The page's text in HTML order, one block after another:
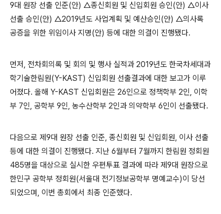
9대 원장 선출 인준(안) △종신회원 및 신입회원 승인(안) △이사
선출 승인(안) △2019년도 사업계획 및 예산승인(안) △의사록
공증을 위한 위임이사 지명(안) 등에 대한 의결이 진행됐다.
먼저, 전차회의록 및 회의 및 행사 실적과 2019년도 한국차세대과
학기술한림원(Y-KAST) 신입회원 선출결과에 대한 보고가 이루
어졌다. 올해 Y-KAST 신입회원은 26인으로 정책학부 2인, 이학
부 7인, 공학부 9인, 농수산학부 2인과 의약학부 6인이 선출됐다.
다음으로 제9대 원장 선출 인준, 종신회원 및 신입회원, 이사 선출
등에 대한 의결이 진행됐다. 지난 6월부터 7월까지 한림원 정회원
485명을 대상으로 실시한 우편투표 결과에 따라 제9대 원장으로
한민구 공학부 정회원(서울대 전기정보공학부 명예교수)이 당선
되었으며, 이번 총회에서 최종 인준했다.